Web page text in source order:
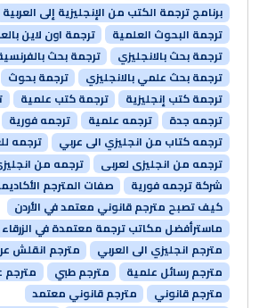
برنامج ترجمة الكتب من الإنجليزية إلى العربية
ترجمة البحوث العلمية
ترجمة اون لاين
ترجمة بحث بالانجليزي
ترجمة بحث
ترجمة بحث علمي بالانجليزي
ترجمة بحوث
ترجمة كتب إنجليزية
ترجمة كتب علمية
ترجمه جدة
ترجمه علمية
ترجمه فورية
ترجمه كتاب من انجليزي الى عربي
ترجمه
ترجمه من انجليزى لعربى
ترجمه من
شركة ترجمه فورية
صفات المترجم
كيف تصبح مترجم قانوني معتمد في الأردن
ماسترأفضل مكاتب ترجمة معتمدة في الزرقاء
مترجم انجليزي الى العربي
مترجم انقلش
مترجم رسائل علمية
مترجم طبي مترجم
مترجم قانوني
مترجم قانوني معتمد